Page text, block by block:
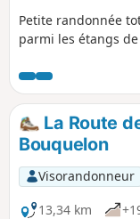
Petite randonnée
parmi les étangs
La Route
Bouquelon
Visorandonneur
13,34 km